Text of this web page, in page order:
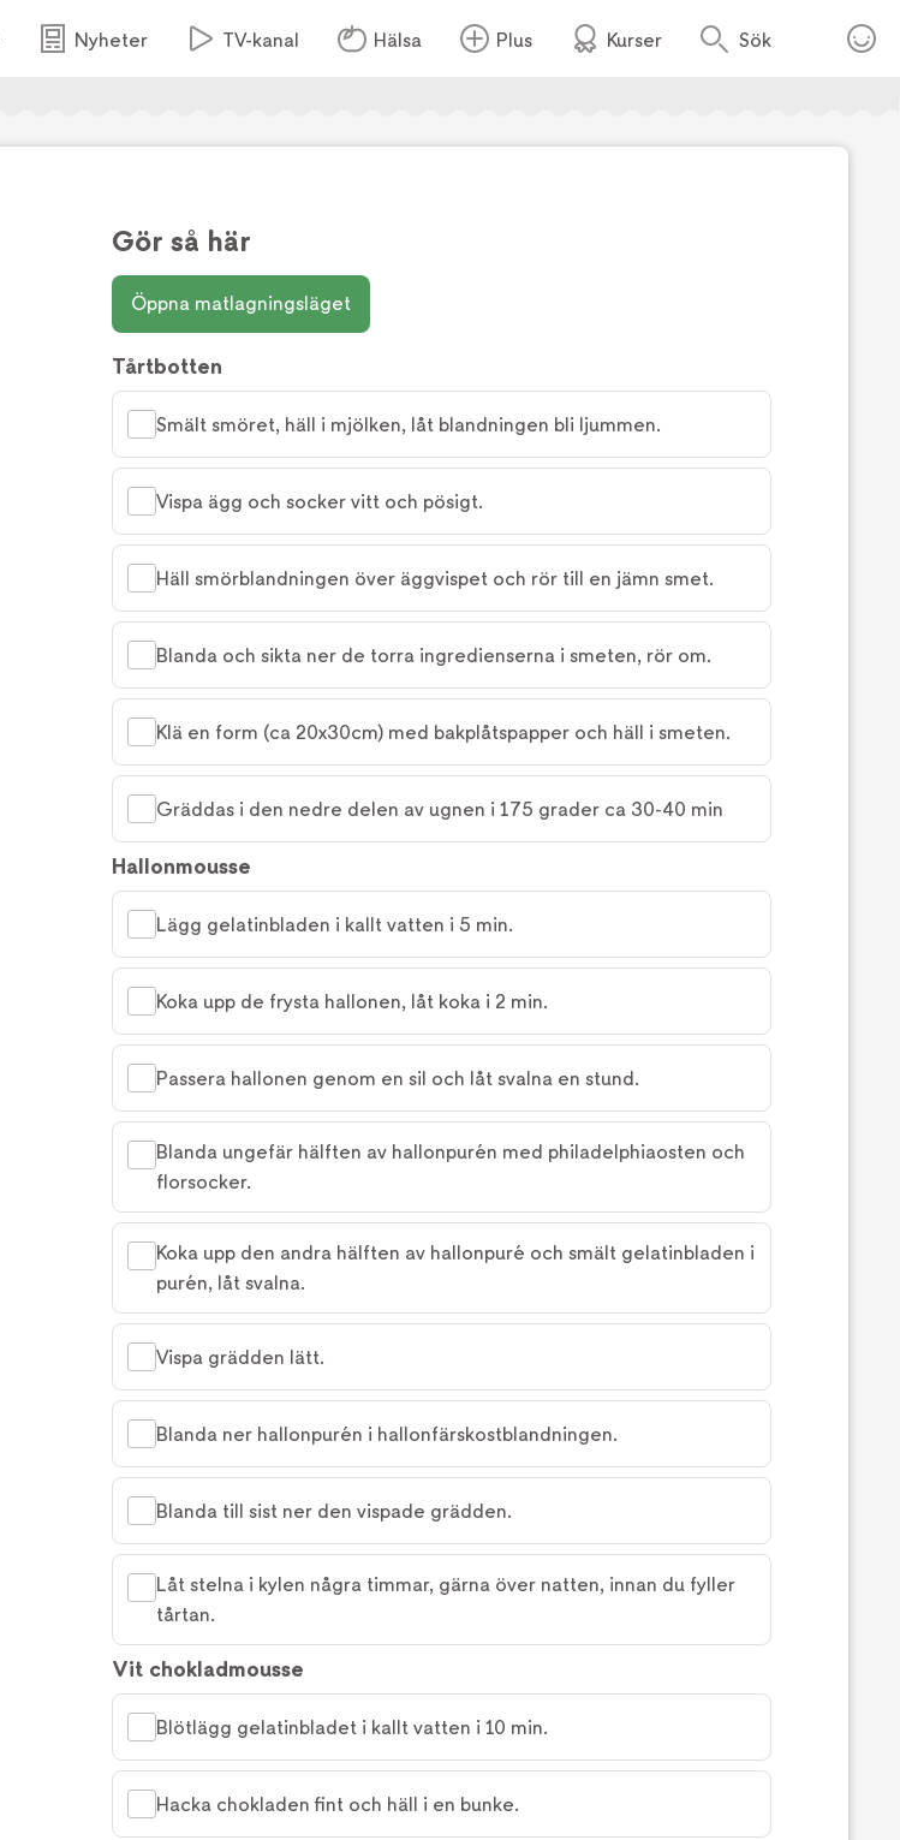
Nyheter TV-kanal Hälsa Plus Kurser Sök
Foto:TV4
Gör så här
Öppna matlagningsläget
Tårtbotten
Smält smöret, häll i mjölken, låt blandningen bli ljummen.
Vispa ägg och socker vitt och pösigt.
Häll smörblandningen över äggvispet och rör till en jämn smet.
Blanda och sikta ner de torra ingredienserna i smeten, rör om.
Klä en form (ca 20x30cm) med bakplåtspapper och häll i smeten.
Gräddas i den nedre delen av ugnen i 175 grader ca 30-40 min
Hallonmousse
Lägg gelatinbladen i kallt vatten i 5 min.
Koka upp de frysta hallonen, låt koka i 2 min.
Passera hallonen genom en sil och låt svalna en stund.
Blanda ungefär hälften av hallonpurén med philadelphiaosten och
florsocker.
Koka upp den andra hälften av hallonpuré och smält gelatinbladen i
purén, låt svalna.
Vispa grädden lätt.
Blanda ner hallonpurén i hallonfärskostblandningen.
Blanda till sist ner den vispade grädden.
Låt stelna i kylen några timmar, gärna över natten, innan du fyller
tårtan.
Vit chokladmousse
Blötlägg gelatinbladet i kallt vatten i 10 min.
Hacka chokladen fint och häll i en bunke.